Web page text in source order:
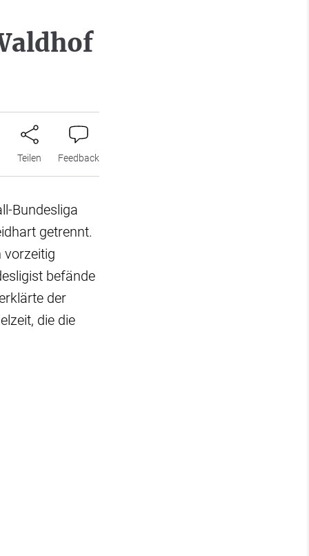
Teilen Feedback
Bundesliga
getrennt.
vorzeitig
befände
der
die die